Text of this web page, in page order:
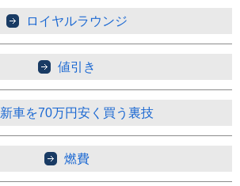
ロイヤルラウンジ
値引き
新車を70万円安く買う裏技
燃費